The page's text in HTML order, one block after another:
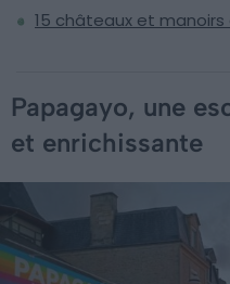
15 châteaux et
Papagayo, une
et enrichissante